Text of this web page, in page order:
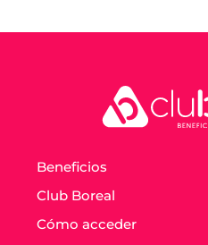
Beneficios
Club Boreal
Cómo acceder